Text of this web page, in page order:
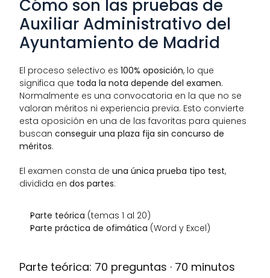
Cómo son las pruebas de
Auxiliar Administrativo del
Ayuntamiento de Madrid
El proceso selectivo es 100% oposición, lo que
significa que toda la nota depende del examen.
Normalmente es una convocatoria en la que no se
valoran méritos ni experiencia previa. Esto convierte
esta oposición en una de las favoritas para quienes
buscan conseguir una plaza fija sin concurso de
méritos.
El examen consta de una única prueba tipo test,
dividida en dos partes:
Parte teórica (temas 1 al 20)
Parte práctica de ofimática (Word y Excel)
Parte teórica: 70 preguntas · 70 minutos